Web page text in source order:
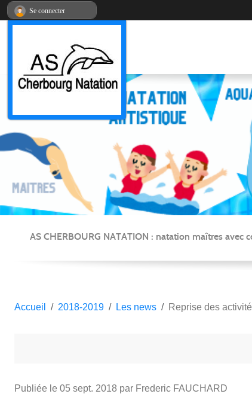
AS CHERBOURG NATATION : natation maîtres
Accueil 2018-2019 Les news Reprise des
Publiée le 05 sept. 2018 par Frederic FAUCHARD
Se connecter
Panneau de gestion des cookies